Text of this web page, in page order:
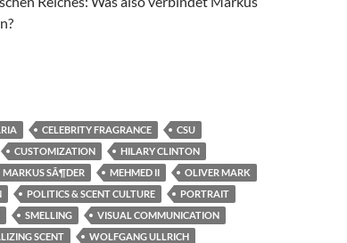
& Duft: Politiker als Nase
CELEBRITY FRAGRANCE
CSU
CUSTOMIZATION
HILARY CLINTON
MARKUS SÃ¶DER MEHMED II
OLIVER MARK
POLITICS & SCENT CULTURE
PORTRAIT
SMELLING
VISUAL COMMUNICATION
SCENT WOLFGANG ULLRICH